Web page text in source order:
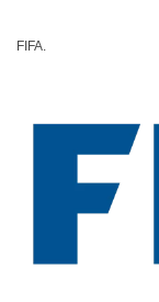
FIFA.